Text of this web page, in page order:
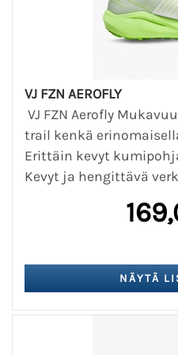
VJ FZN AEROFLY
VJ FZN Aerofly
trail kenkä
Erittäin kevyt
Kevyt ja hengittävä